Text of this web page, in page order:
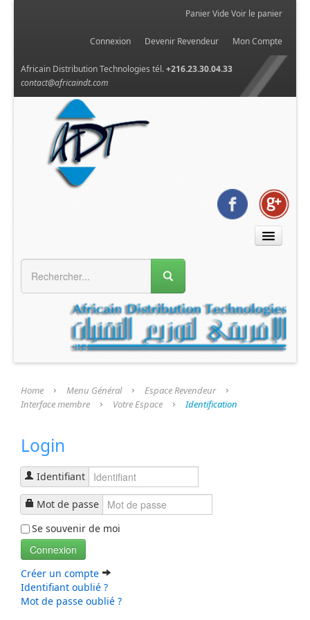
Panier Vide Voir le panier
Connexion Devenir Revendeur Mon Compte
Africain Distribution Technologies tél.+216.23.30.04.33
contact@africaindt.com
MENU GÉNÉRAL
Présentation
Nos Produits
Nos Fournisseurs
Espace Revendeur
Interface membre
Identification
Formulaire d'inscription
Profil Utilisateur
Recherche
Home Menu Général
Espace Revendeur
Interface membre
Votre Espace Identification
Login
Identifiant
Mot de passe
Se souvenir de moi
Connexion
Créer un compte
Identifiant oublié ?
Mot de passe oublié ?